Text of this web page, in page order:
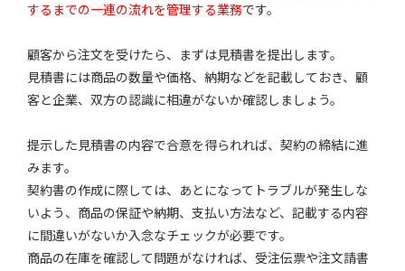
するまでの一連の流れを管理する業務です。
顧客から注文を受けたら、まずは見積書を提出します。
見積書には商品の数量や価格、納期などを記載しておき、顧
客と企業、双方の認識に相違がないか確認しましょう。
提示した見積書の内容で合意を得られれば、契約の締結に進
みます。
契約書の作成に際しては、あとになってトラブルが発生しな
いよう、商品の保証や納期、支払い方法など、記載する内容
に間違いがないか入念なチェックが必要です。
商品の在庫を確認して問題がなければ、受注伝票や注文請書